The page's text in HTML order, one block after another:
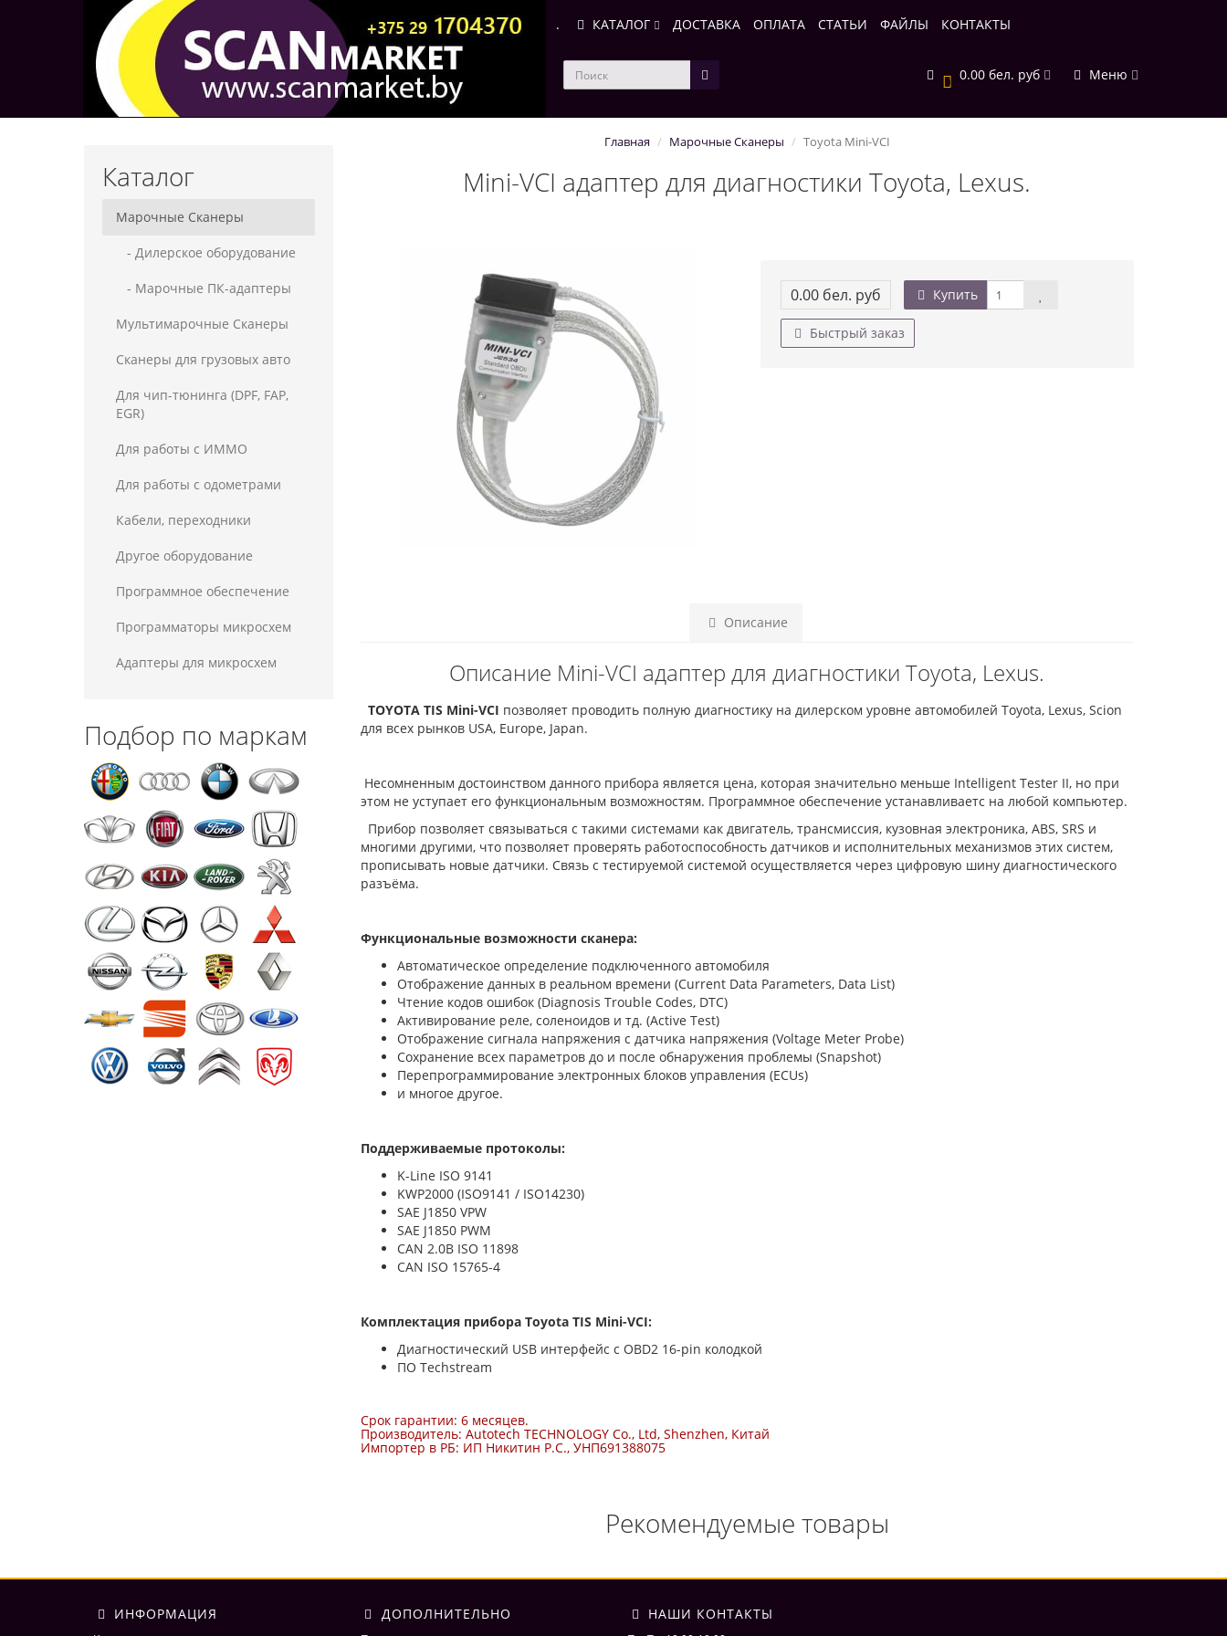
. КАТАЛОГ ДОСТАВКА ОПЛАТА СТАТЬИ ФАЙЛЫ КОНТАКТЫ
0 0.00 бел. руб Меню
Каталог
Марочные Сканеры
- Дилерское оборудование
- Марочные ПК-адаптеры
Мультимарочные Сканеры
Сканеры для грузовых авто
Для чип-тюнинга (DPF, FAP,
EGR)
Для работы с ИММО
Для работы с одометрами
Кабели, переходники
Другое оборудование
Программное обеспечение
Программаторы микросхем
Адаптеры для микросхем
Подбор по маркам
Главная Марочные Сканеры Toyota Mini-VCI
Mini-VCI адаптер для диагностики Toyota, Lexus.
0.00 бел. руб Купить
Быстрый заказ
Описание
Описание Mini-VCI адаптер для диагностики Toyota, Lexus.
TOYOTA TIS Mini-VCI позволяет проводить полную диагностику на дилерском уровне автомобилей Toyota, Lexus, Scion
для всех рынков USA, Europe, Japan.
Несомненным достоинством данного прибора является цена, которая значительно меньше Intelligent Tester II, но при
этом не уступает его функциональным возможностям. Программное обеспечение устанавливаетс на любой компьютер.
Прибор позволяет связываться с такими системами как двигатель, трансмиссия, кузовная электроника, ABS, SRS и
многими другими, что позволяет проверять работоспособность датчиков и исполнительных механизмов этих систем,
прописывать новые датчики. Связь с тестируемой системой осуществляется через цифровую шину диагностического
разъёма.
Функциональные возможности сканера:
Автоматическое определение подключенного автомобиля
Отображение данных в реальном времени (Current Data Parameters, Data List)
Чтение кодов ошибок (Diagnosis Trouble Codes, DTC)
Активирование реле, соленоидов и тд. (Active Test)
Отображение сигнала напряжения с датчика напряжения (Voltage Meter Probe)
Сохранение всех параметров до и после обнаружения проблемы (Snapshot)
Перепрограммирование электронных блоков управления (ECUs)
и многое другое.
Поддерживаемые протоколы:
K-Line ISO 9141
KWP2000 (ISO9141 / ISO14230)
SAE J1850 VPW
SAE J1850 PWM
CAN 2.0B ISO 11898
CAN ISO 15765-4
Комплектация прибора Toyota TIS Mini-VCI:
Диагностический USB интерфейс с OBD2 16-pin колодкой
ПО Techstream
Срок гарантии: 6 месяцев.
Производитель: Autotech TECHNOLOGY Co., Ltd, Shenzhen, Китай
Импортер в РБ: ИП Никитин Р.С., УНП691388075
Рекомендуемые товары
ИНФОРМАЦИЯ ДОПОЛНИТЕЛЬНО НАШИ КОНТАКТЫ